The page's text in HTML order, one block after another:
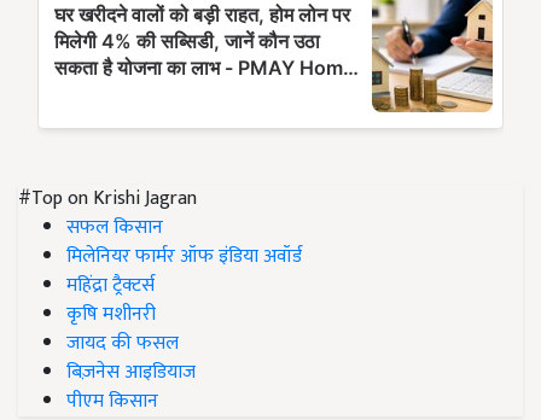
#Top on Krishi Jagran
सफल किसान
मिलेनियर फार्मर ऑफ इंडिया अवॉर्ड
महिंद्रा ट्रैक्टर्स
कृषि मशीनरी
जायद की फसल
बिज़नेस आइडियाज
पीएम किसान